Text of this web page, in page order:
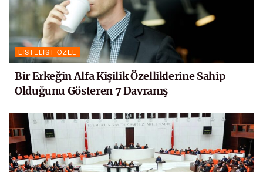
LISTELIST ÖZEL
Bir Erkeğin Alfa Kişilik Özelliklerine Sahip
Olduğunu Gösteren 7 Davranış